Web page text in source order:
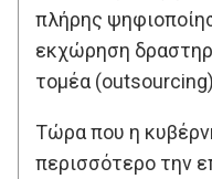
πλήρης
εκχώρηση
τομέα
Τώρα που η
περισσότερο την